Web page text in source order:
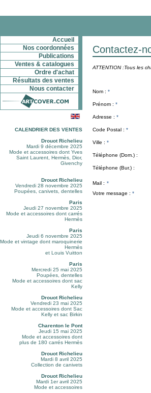
Accueil
Nos coordonnées
Publications
Ventes & catalogues
Ordre d'achat
Résultats des ventes
Nous contacter
CALENDRIER DES VENTES
Drouot Richelieu
Mardi 9 décembre 2025
Mode et accessoires dont Yves
Saint Laurent, Hermès, Dior,
Givenchy
Drouot Richelieu
Vendredi 28 novembre 2025
Poupées, canivets, dentelles
Paris
Jeudi 27 novembre 2025
Mode et accessoires dont carrés
Hermès
Paris
Jeudi 6 novembre 2025
Mode et vintage dont maroquinerie
Hermès
et Louis Vuitton
Paris
Mercredi 25 mai 2025
Poupées, dentelles
Mode et accessoires dont sac
Kelly
Drouot Richelieu
Vendredi 23 mai 2025
Mode et accessoires dont Sac
Kelly et sac Birkin
Charenton le Pont
Jeudi 15 mai 2025
Mode et accessoires dont
plus de 180 carrés Hermès
Drouot Richelieu
Mardi 8 avril 2025
Collection de canivets
Drouot Richelieu
Mardi 1er avril 2025
Mode et accessoires
Contactez-
ATTENTION :Tous les
Nom : *
Prénom : *
Adresse : *
Code Postal : *
Ville : *
Téléphone (Dom.) :
Téléphone (Bur.) :
Mail : *
Votre message : *